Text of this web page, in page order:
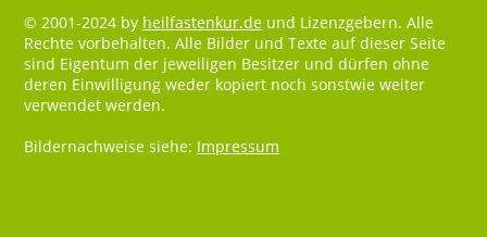
© 2001-2024 by heilfastenkur.de und Lizenzgebern. Alle
Rechte vorbehalten. Alle Bilder und Texte auf dieser Seite
sind Eigentum der jeweiligen Besitzer und dürfen ohne
deren Einwilligung weder kopiert noch sonstwie weiter
verwendet werden.
Bildernachweise siehe: Impressum